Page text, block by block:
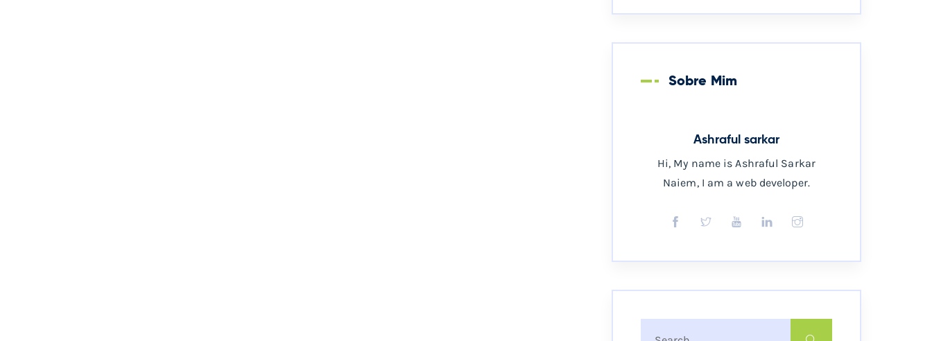
Sobre Mim
Ashraful sarkar
Hi, My name is Ashraful Sarkar
Naiem, I am a web developer.